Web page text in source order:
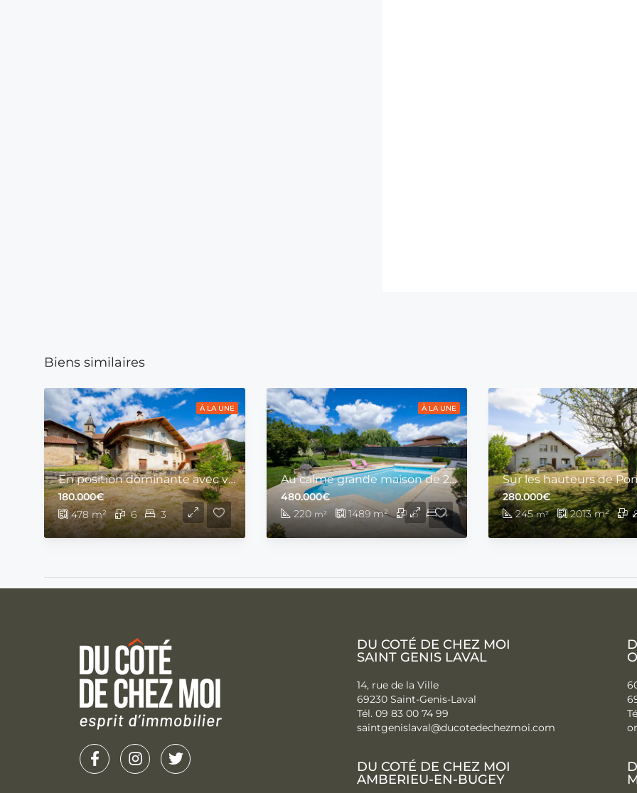
Biens similaires
En position dominante avec vue panoramique grande maison de 150 m2 sur un terrain de 478 m2
478m² 6 3
180.000€
À LA UNE
Au calme grande maison de 220 m2 sur un terrain de 1 489 m2 avec piscine et véranda
220 m² 1489m² 6 4
480.000€
À LA UNE
245 m² 2013m²
280.000€
DU COTÉ DE CHEZ MOI
SAINT GENIS LAVAL
14, rue de la Ville
69230 Saint-Genis-Laval
Tél. 09 83 00 74 99
saintgenislaval@ducotedechezmoi.com
DU COTÉ DE CHEZ MOI
AMBERIEU-EN-BUGEY